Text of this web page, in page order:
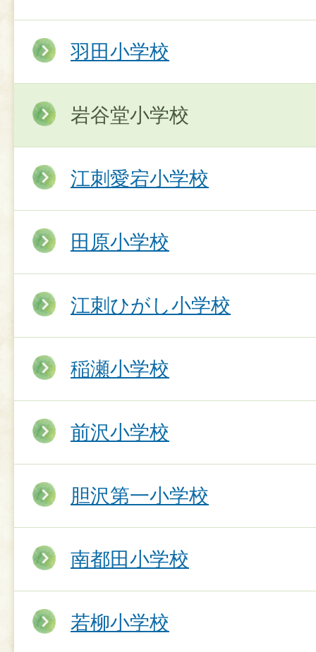
羽田小学校
岩谷堂小学校
江刺愛宕小学校
田原小学校
江刺ひがし小学校
稲瀬小学校
前沢小学校
胆沢第一小学校
南都田小学校
若柳小学校